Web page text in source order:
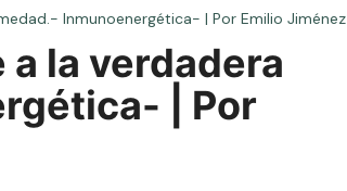
Inmunoenergética- | Por Emilio Jiménez
la verdadera
| Por